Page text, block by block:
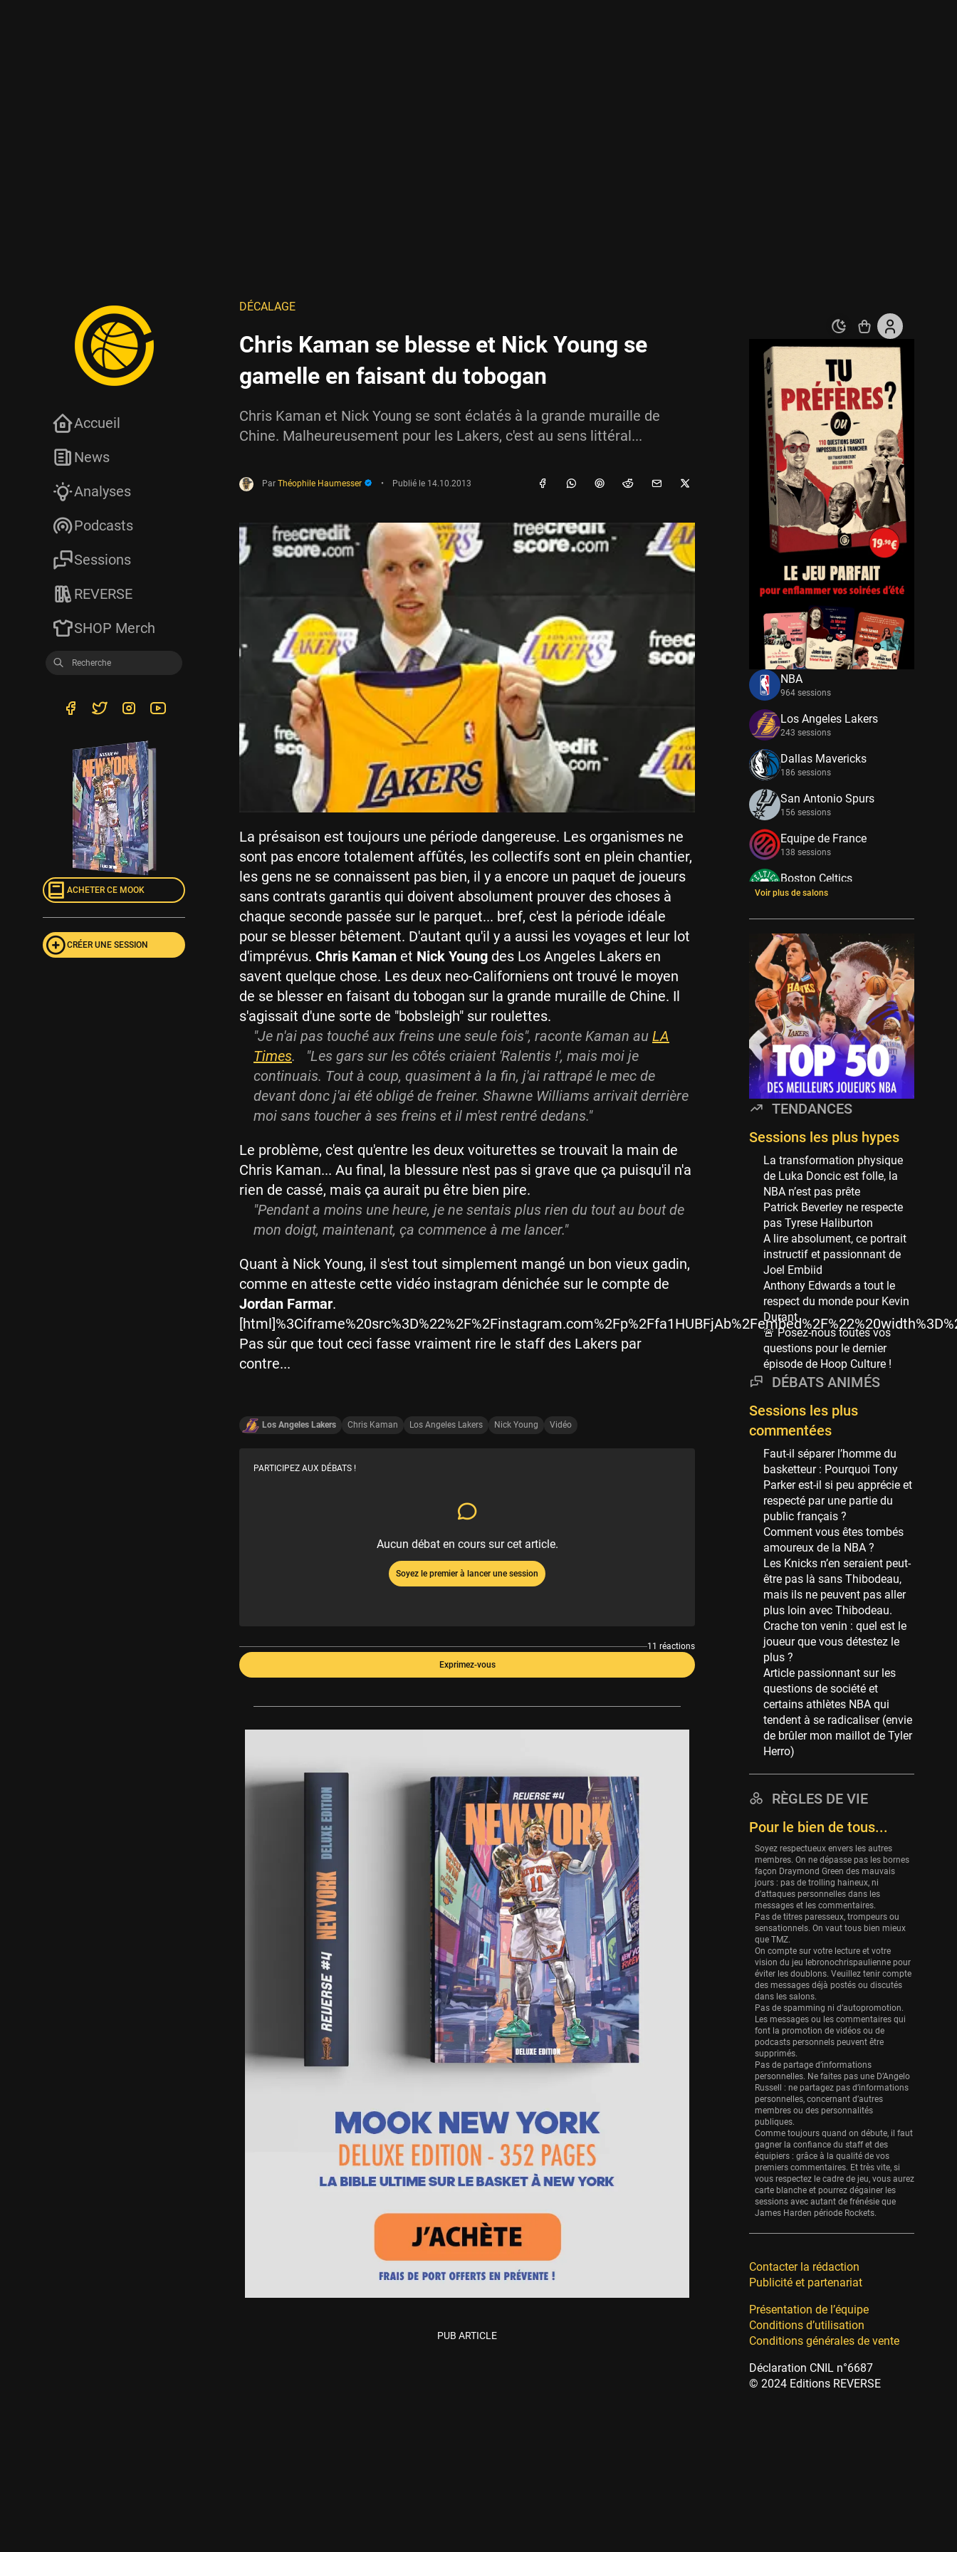
DÉCALAGE
Chris Kaman se blesse et Nick Young se
gamelle en faisant du tobogan
Chris Kaman et Nick Young se sont éclatés à la grande muraille de
Chine. Malheureusement pour les Lakers, c'est au sens littéral...
Par Théophile Haumesser • Publié le 14.10.2013
La présaison est toujours une période dangereuse. Les organismes ne
sont pas encore totalement affûtés, les collectifs sont en plein chantier,
les gens ne se connaissent pas bien, il y a encore un paquet de joueurs
sans contrats garantis qui doivent absolument prouver des choses à
chaque seconde passée sur le parquet... bref, c'est la période idéale
pour se blesser bêtement. D'autant qu'il y a aussi les voyages et leur lot
d'imprévus. Chris Kaman et Nick Young des Los Angeles Lakers en
savent quelque chose. Les deux neo-Californiens ont trouvé le moyen
de se blesser en faisant du tobogan sur la grande muraille de Chine. Il
s'agissait d'une sorte de "bobsleigh" sur roulettes.
"Je n'ai pas touché aux freins une seule fois", raconte Kaman au LA
Times. "Les gars sur les côtés criaient 'Ralentis !', mais moi je
continuais. Tout à coup, quasiment à la fin, j'ai rattrapé le mec de
devant donc j'ai été obligé de freiner. Shawne Williams arrivait derrière
moi sans toucher à ses freins et il m'est rentré dedans."
Le problème, c'est qu'entre les deux voiturettes se trouvait la main de
Chris Kaman... Au final, la blessure n'est pas si grave que ça puisqu'il n'a
rien de cassé, mais ça aurait pu être bien pire.
"Pendant a moins une heure, je ne sentais plus rien du tout au bout de
mon doigt, maintenant, ça commence à me lancer."
Quant à Nick Young, il s'est tout simplement mangé un bon vieux gadin,
comme en atteste cette vidéo instagram dénichée sur le compte de
Jordan Farmar.
Pas sûr que tout ceci fasse vraiment rire le staff des Lakers par
contre...
Los Angeles Lakers Chris Kaman Los Angeles Lakers Nick Young Vidéo
PARTICIPEZ AUX DÉBATS !
Aucun débat en cours sur cet article.
Soyez le premier à lancer une session
11 réactions
Exprimez-vous
PUB ARTICLE
Accueil
News
Analyses
Podcasts
Sessions
REVERSE
SHOP Merch
ACHETER CE MOOK
CRÉER UNE SESSION
NBA
964 sessions
Los Angeles Lakers
243 sessions
Dallas Mavericks
186 sessions
San Antonio Spurs
156 sessions
Equipe de France
138 sessions
Boston Celtics
133 sessions
New York Knicks
114 sessions
Minnesota Timberwolves
114 sessions
Golden State Warriors
113 sessions
Denver Nuggets
106 sessions
WNBA
97 sessions
Philadelphia Sixers
89 sessions
Milwaukee Bucks
82 sessions
Hoop Culture
73 sessions
Oklahoma City Thunder
69 sessions
Phoenix Suns
69 sessions
Miami Heat
63 sessions
Los Angeles Clippers
61 sessions
53 sessions
New Orleans Pelicans
53 sessions
Jeux Olympiques
52 sessions
Atlanta Hawks
45 sessions
Chicago Bulls
41 sessions
Memphis Grizzlies
39 sessions
Cleveland Cavaliers
38 sessions
Orlando Magic
36 sessions
Euroleague
34 sessions
Charlotte Hornets
Houston Rockets
Washington Wizards
29 sessions
Portland Trail Blazers
27 sessions
Eurobasket
25 sessions
Detroit Pistons
25 sessions
Brooklyn Nets
24 sessions
Sacramento Kings
24 sessions
Utah Jazz
22 sessions
Toronto Raptors
18 sessions
REVERSE
11 sessions
Bleues
0 sessions
Voir plus de salons
TENDANCES
Sessions les plus hypes
La transformation physique
de Luka Doncic est folle, la
NBA n’est pas prête
Patrick Beverley ne respecte
pas Tyrese Haliburton
A lire absolument, ce portrait
instructif et passionnant de
Joel Embiid
Anthony Edwards a tout le
respect du monde pour Kevin
Durant
🚨 Posez-nous toutes vos
questions pour le dernier
épisode de Hoop Culture !
DÉBATS ANIMÉS
Sessions les plus
commentées
Faut-il séparer l’homme du
basketteur : Pourquoi Tony
Parker est-il si peu apprécie et
respecté par une partie du
public français ?
Comment vous êtes tombés
amoureux de la NBA ?
Les Knicks n’en seraient peut-
être pas là sans Thibodeau,
mais ils ne peuvent pas aller
plus loin avec Thibodeau.
Crache ton venin : quel est le
joueur que vous détestez le
plus ?
Article passionnant sur les
questions de société et
certains athlètes NBA qui
tendent à se radicaliser (envie
de brûler mon maillot de Tyler
Herro)
RÈGLES DE VIE
Pour le bien de tous...
Soyez respectueux envers les autres
membres. On ne dépasse pas les bornes
façon Draymond Green des mauvais
jours : pas de trolling haineux, ni
d’attaques personnelles dans les
messages et les commentaires.
Pas de titres paresseux, trompeurs ou
sensationnels. On vaut tous bien mieux
que TMZ.
On compte sur votre lecture et votre
vision du jeu lebronochrispaulienne pour
éviter les doublons. Veuillez tenir compte
des messages déjà postés ou discutés
dans les salons.
Pas de spamming ni d’autopromotion.
Les messages ou les commentaires qui
font la promotion de vidéos ou de
podcasts personnels peuvent être
supprimés.
Pas de partage d’informations
personnelles. Ne faites pas une D’Angelo
Russell : ne partagez pas d’informations
personnelles, concernant d’autres
membres ou des personnalités
publiques.
Comme toujours quand on débute, il faut
gagner la confiance du staff et des
équipiers : grâce à la qualité de vos
premiers commentaires. Et très vite, si
vous respectez le cadre de jeu, vous aurez
carte blanche et pourrez dégainer les
sessions avec autant de frénésie que
James Harden période Rockets.
Contacter la rédaction
Publicité et partenariat
Présentation de l’équipe
Conditions d’utilisation
Conditions générales de vente
Déclaration CNIL n°6687
© 2024 Editions REVERSE